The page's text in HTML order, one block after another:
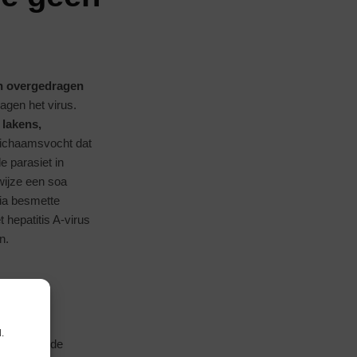
overgedragen
het virus.
dat
parasiet in
een soa
besmette
hepatitis A-virus
die in de